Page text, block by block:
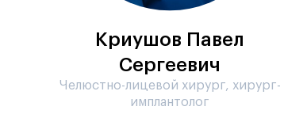
Криушов Павел
Сергеевич
Челюстно-лицевой хирург, хирург-
имплантолог